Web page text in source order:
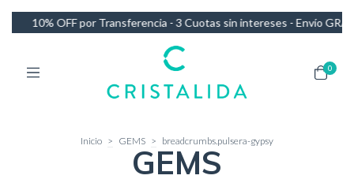
Transferencia - 3 Cuotas sin intereses - Envío GRATIS en compras de
0
Inicio > GEMS > breadcrumbs.pulsera-gypsy
GEMS